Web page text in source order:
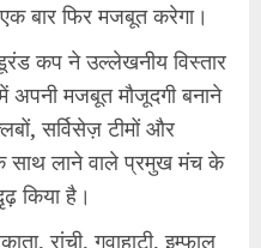
बार फिर मजबूत करेगा।
कप ने उल्लेखनीय विस्तार
में अपनी मजबूत मौजूदगी बनाने
सर्विसेज़ टीमों और
साथ लाने वाले प्रमुख मंच के
किया है।
रांची, गुवाहाटी, इम्फाल